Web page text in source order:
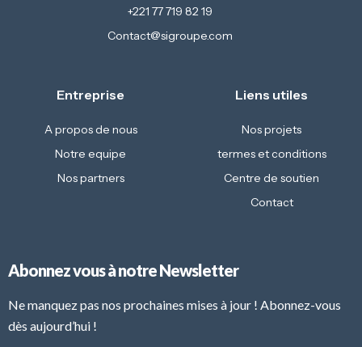
+221 77 719 82 19
Contact@sigroupe.com
Entreprise
A propos de nous
Notre equipe
Nos partners
Liens utiles
Nos projets
termes et conditions
Centre de soutien
Contact
Abonnez vous à notre Newsletter
Ne manquez pas nos prochaines mises à jour ! Abonnez-vous
dès aujourd’hui !